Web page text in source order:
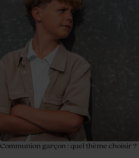
Communion garçon : quel thème choisir ?